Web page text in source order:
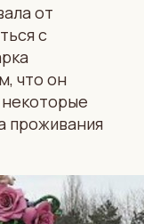
от
с
что он
проживания